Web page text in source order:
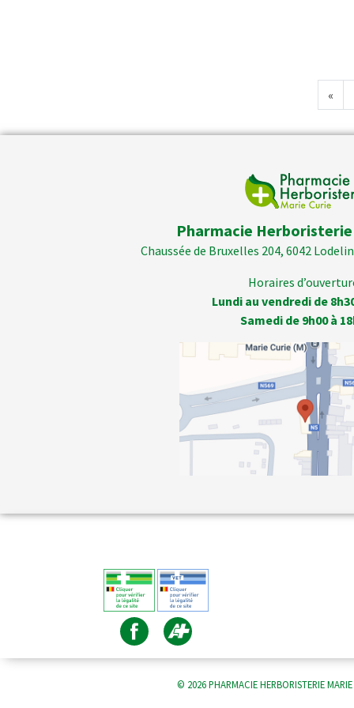
«
Pharmacie
Chaussée de Bruxelles 204, 6042
Horaires
Lundi au vendredi de
Samedi de 9h00 à
© 2026 PHARMACIE HERBORISTERIE